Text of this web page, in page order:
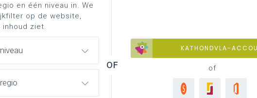
achtergrond
KATHONDVLA-
of
en één niveau in. We
op de website,
ziet.